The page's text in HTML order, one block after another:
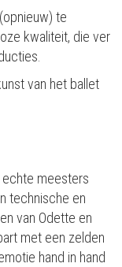
te
kwaliteit, die ver
van het ballet
echte meesters
technische en
van Odette en
met een zelden
hand in hand